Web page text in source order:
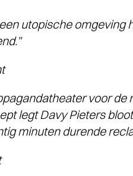
utopische
voor
legt Davy Pieters
minuten durende